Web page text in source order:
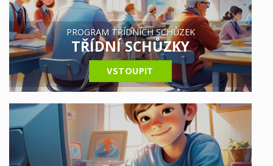
PROGRAM TŘÍDNÍCH SCHŮZEK
TŘÍDNÍ SCHŮZKY
VSTOUPIT